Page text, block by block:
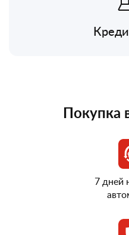
Покупка
7 дней